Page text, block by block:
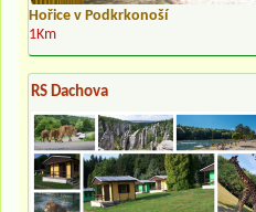
Hořice v Podkrkonoší
1Km
RS Dachova